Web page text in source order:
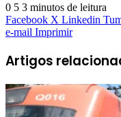
0 5 3 minutos de leitura
Facebook X Linkedin
e-mail Imprimir
Artigos